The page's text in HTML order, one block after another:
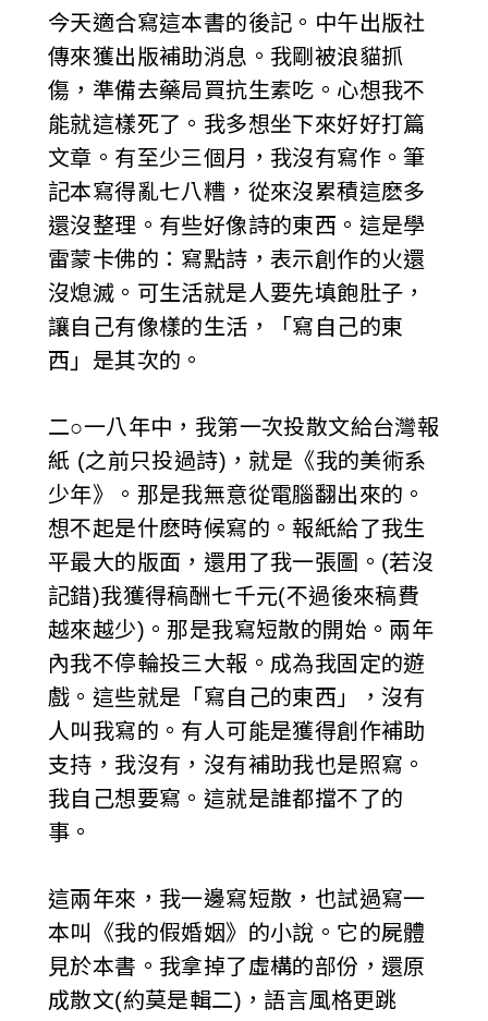
今天適合寫這本書的後記。中午出版社
傳來獲出版補助消息。我剛被浪貓抓
傷，準備去藥局買抗生素吃。心想我不
能就這樣死了。我多想坐下來好好打篇
文章。有至少三個月，我沒有寫作。筆
記本寫得亂七八糟，從來沒累積這麽多
還沒整理。有些好像詩的東西。這是學
雷蒙卡佛的：寫點詩，表示創作的火還
沒熄滅。可生活就是人要先填飽肚子，
讓自己有像樣的生活，「寫自己的東
西」是其次的。
二○一八年中，我第一次投散文給台灣報
紙 (之前只投過詩)，就是《我的美術系
少年》。那是我無意從電腦翻出來的。
想不起是什麽時候寫的。報紙給了我生
平最大的版面，還用了我一張圖。(若沒
記錯)我獲得稿酬七千元(不過後來稿費
越來越少)。那是我寫短散的開始。兩年
內我不停輪投三大報。成為我固定的遊
戲。這些就是「寫自己的東西」，沒有
人叫我寫的。有人可能是獲得創作補助
支持，我沒有，沒有補助我也是照寫。
我自己想要寫。這就是誰都擋不了的
事。
這兩年來，我一邊寫短散，也試過寫一
本叫《我的假婚姻》的小說。它的屍體
見於本書。我拿掉了虛構的部份，還原
成散文(約莫是輯二)，語言風格更跳